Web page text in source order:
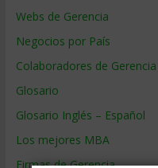
Webs de Gerencia
Negocios por País
Colaboradores de Gerencia
Glosario
Glosario Inglés – Español
Los mejores MBA
Firmas de Gerencia